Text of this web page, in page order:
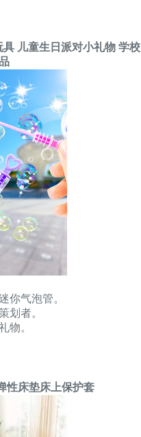
儿童生日派对小礼物 学校
你气泡管。
划者。
物。
性床垫床上保护套